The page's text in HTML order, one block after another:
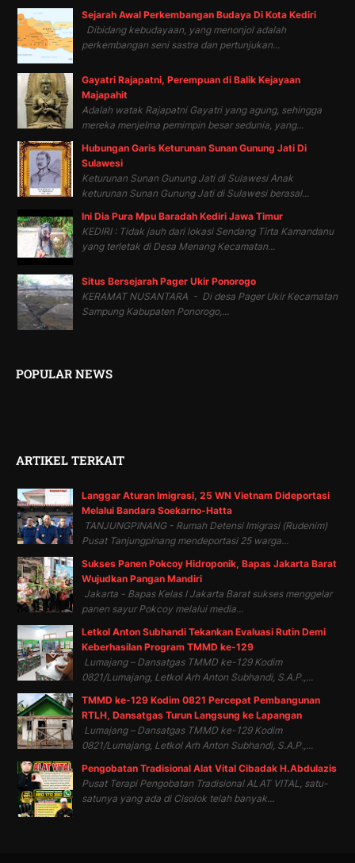
Sejarah Awal Perkembangan Budaya Di Kota Kediri
Dibidang kebudayaan, yang menonjol adalah
perkembangan seni sastra dan pertunjukan...
Gayatri Rajapatni, Perempuan di Balik Kejayaan
Majapahit
Adalah watak Rajapatni Gayatri yang agung, sehingga
mereka menjelma pemimpin besar sedunia, yang...
Hubungan Garis Keturunan Sunan Gunung Jati Di
Sulawesi
Keturunan Sunan Gunung Jati di Sulawesi Anak
keturunan Sunan Gunung Jati di Sulawesi berasal...
Ini Dia Pura Mpu Baradah Kediri Jawa Timur
KEDIRI : Tidak jauh dari lokasi Sendang Tirta Kamandanu
yang terletak di Desa Menang Kecamatan...
Situs Bersejarah Pager Ukir Ponorogo
KERAMAT NUSANTARA - Di desa Pager Ukir Kecamatan
Sampung Kabupaten Ponorogo,...
POPULAR NEWS
ARTIKEL TERKAIT
Langgar Aturan Imigrasi, 25 WN Vietnam Dideportasi
Melalui Bandara Soekarno-Hatta
TANJUNGPINANG - Rumah Detensi Imigrasi (Rudenim)
Pusat Tanjungpinang mendeportasi 25 warga...
Sukses Panen Pokcoy Hidroponik, Bapas Jakarta Barat
Wujudkan Pangan Mandiri
Jakarta - Bapas Kelas I Jakarta Barat sukses menggelar
panen sayur Pokcoy melalui media...
Letkol Anton Subhandi Tekankan Evaluasi Rutin Demi
Keberhasilan Program TMMD ke-129
Lumajang – Dansatgas TMMD ke-129 Kodim
0821/Lumajang, Letkol Arh Anton Subhandi, S.A.P.,...
TMMD ke-129 Kodim 0821 Percepat Pembangunan
RTLH, Dansatgas Turun Langsung ke Lapangan
Lumajang – Dansatgas TMMD ke-129 Kodim
0821/Lumajang, Letkol Arh Anton Subhandi, S.A.P.,...
Pengobatan Tradisional Alat Vital Cibadak H.Abdulazis
Pusat Terapi Pengobatan Tradisional ALAT VITAL, satu-
satunya yang ada di Cisolok telah banyak...